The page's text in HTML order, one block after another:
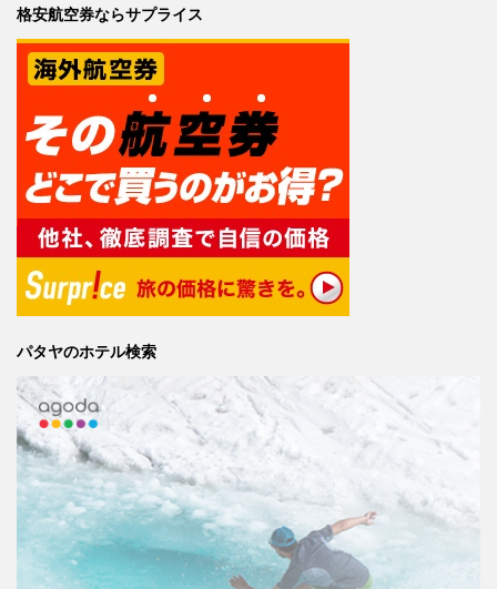
格安航空券ならサプライス
パタヤのホテル検索